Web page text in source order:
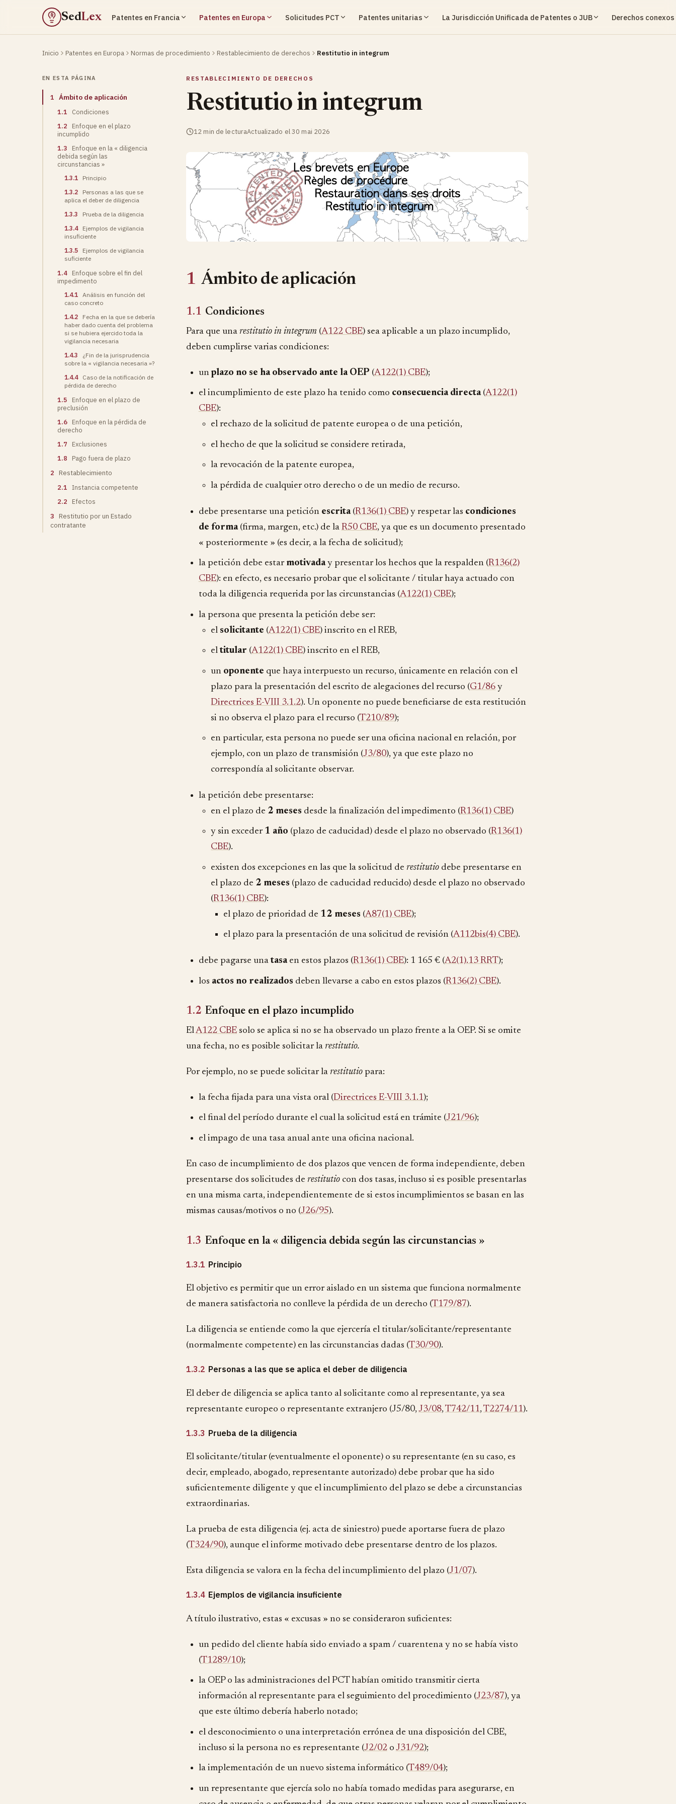
§ SedLex Patentes en Francia Patentes en Europa Solicitudes PCT Patentes unitarias La Jurisdicción Unificada de Patentes o JUB Derechos conexos
Inicio Patentes en Europa Normas de procedimiento Restablecimiento de derechos Restitutio in integrum
EN ESTA PÁGINA
1 Ámbito de aplicación
1.1
Condiciones
1.2
Enfoque en el plazo
incumplido
1.3
Enfoque en la « diligencia
debida según las
circunstancias »
1.3.1
Principio
1.3.2
Personas a las que se
aplica el deber de diligencia
1.3.3
Prueba de la diligencia
1.3.4
Ejemplos de vigilancia
insuficiente
1.3.5
Ejemplos de vigilancia
suficiente
1.4
Enfoque sobre el fin del
impedimento
1.4.1 Análisis en función del
caso concreto
1.4.2
Fecha en la que se debería
haber dado cuenta del problema
si se hubiera ejercido toda la
vigilancia necesaria
1.4.3
¿Fin de la jurisprudencia
sobre la « vigilancia necesaria »?
1.4.4
Caso de la notificación de
pérdida de derecho
1.5
Enfoque en el plazo de
preclusión
1.6
Enfoque en la pérdida de
derecho
1.7
Exclusiones
1.8
Pago fuera de plazo
2 Restablecimiento
2.1
Instancia competente
2.2
Efectos
3 Restitutio por un Estado
contratante
RESTABLECIMIENTO DE DERECHOS
Restitutio in integrum
12 min de lecturaActualizado el 30 mai 2026
1 Ámbito de aplicación
1.1 Condiciones
Para que una restitutio in integrum (A122 CBE) sea aplicable a un plazo incumplido,
deben cumplirse varias condiciones:
unplazo no se ha observado ante la OEP (A122(1) CBE);
el incumplimiento de este plazo ha tenido como consecuencia directa(A122(1)
CBE):
el rechazo de la solicitud de patente europea o de una petición,
el hecho de que la solicitud se considere retirada,
la revocación de la patente europea,
la pérdida de cualquier otro derecho o de un medio de recurso.
debe presentarse una petición escrita(R136(1) CBE) y respetar las condiciones
de forma(firma, margen, etc.) de la R50 CBE, ya que es un documento presentado
« posteriormente » (es decir, a la fecha de solicitud);
la petición debe estar motivaday presentar los hechos que la respalden (R136(2)
CBE): en efecto, es necesario probar que el solicitante / titular haya actuado con
toda la diligencia requerida por las circunstancias (A122(1) CBE);
la persona que presenta la petición debe ser:
el solicitante (A122(1) CBE) inscrito en el REB,
eltitular (A122(1) CBE) inscrito en el REB,
un oponente que haya interpuesto un recurso, únicamente en relación con el
plazo para la presentación del escrito de alegaciones del recurso (G1/86 y
Directrices E-VIII 3.1.2). Un oponente no puede beneficiarse de esta restitución
si no observa el plazo para el recurso (T210/89);
en particular, esta persona no puede ser una oficina nacional en relación, por
ejemplo, con un plazo de transmisión (J3/80), ya que este plazo no
correspondía al solicitante observar.
la petición debe presentarse:
en el plazo de 2 meses desde la finalización del impedimento (R136(1) CBE)
y sin exceder 1 año (plazo de caducidad) desde el plazo no observado (R136(1)
CBE).
existen dos excepciones en las que la solicitud derestitutio debe presentarse en
el plazo de 2 meses (plazo de caducidad reducido) desde el plazo no observado
(R136(1) CBE):
el plazo de prioridad de 12 meses (A87(1) CBE);
el plazo para la presentación de una solicitud de revisión (A112bis(4) CBE).
debe pagarse unatasaen estos plazos (R136(1) CBE): 1 165 €(A2(1).13 RRT);
los actos no realizados deben llevarse a cabo en estos plazos (R136(2) CBE).
1.2 Enfoque en el plazo incumplido
ElA122 CBE solo se aplica si no se ha observado un plazo frente a la OEP. Si se omite
una fecha, no es posible solicitar la restitutio.
Por ejemplo, no se puede solicitar la restitutio para:
la fecha fijada para una vista oral (Directrices E-VIII 3.1.1);
el final del período durante el cual la solicitud está en trámite (J21/96);
el impago de una tasa anual ante una oficina nacional.
En caso de incumplimiento de dos plazos que vencen de forma independiente, deben
presentarse dos solicitudes de restitutio con dos tasas, incluso si es posible presentarlas
en una misma carta, independientemente de si estos incumplimientos se basan en las
mismas causas/motivos o no (J26/95).
1.3 Enfoque en la « diligencia debida según las circunstancias »
1.3.1 Principio
El objetivo es permitir que un error aislado en un sistema que funciona normalmente
de manera satisfactoria no conlleve la pérdida de un derecho (T179/87).
La diligencia se entiende como la que ejercería el titular/solicitante/representante
(normalmente competente) en las circunstancias dadas (T30/90).
1.3.2 Personas a las que se aplica el deber de diligencia
El deber de diligencia se aplica tanto al solicitante como al representante, ya sea
representante europeo o representante extranjero (J5/80,J3/08,T742/11,T2274/11).
1.3.3 Prueba de la diligencia
El solicitante/titular (eventualmente el oponente) o su representante (en su caso, es
decir, empleado, abogado, representante autorizado) debe probar que ha sido
suficientemente diligente y que el incumplimiento del plazo se debe a circunstancias
extraordinarias.
La prueba de esta diligencia (ej. acta de siniestro) puede aportarse fuera de plazo
(T324/90), aunque el informe motivado debe presentarse dentro de los plazos.
Esta diligencia se valora en la fecha del incumplimiento del plazo (J1/07).
1.3.4 Ejemplos de vigilancia insuficiente
A título ilustrativo, estas « excusas » no se consideraron suficientes:
un pedido del cliente había sido enviado a spam / cuarentena y no se había visto
(T1289/10);
la OEP o las administraciones del PCT habían omitido transmitir cierta
información al representante para el seguimiento del procedimiento (J23/87), ya
que este último debería haberlo notado;
el desconocimiento o una interpretación errónea de una disposición del CBE,
incluso si la persona no es representante (J2/02o J31/92);
la implementación de un nuevo sistema informático (T489/04);
un representante que ejercía solo no había tomado medidas para asegurarse, en